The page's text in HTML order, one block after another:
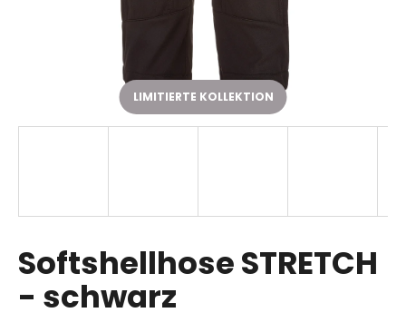
Softshellhose STRETCH
- schwarz
LIMITIERTE KOLLEKTION
SUCHEN
p
f
h